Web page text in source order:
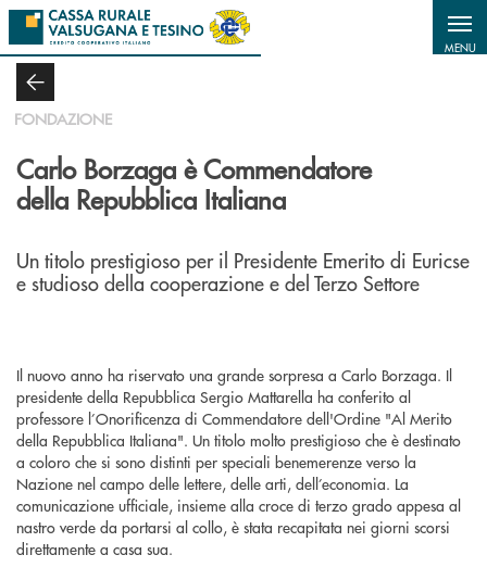
Salta al contenuto principale
MENU
FONDAZIONE
Carlo Borzaga è Commendatore
della Repubblica Italiana
Un titolo prestigioso per il Presidente Emerito di Euricse
e studioso della cooperazione e del Terzo Settore
Il nuovo anno ha riservato una grande sorpresa a Carlo Borzaga. Il
presidente della Repubblica Sergio Mattarella ha conferito al
professore l’Onorificenza di Commendatore dell'Ordine "Al Merito
della Repubblica Italiana". Un titolo molto prestigioso che è destinato
a coloro che si sono distinti per speciali benemerenze verso la
Nazione nel campo delle lettere, delle arti, dell’economia. La
comunicazione ufficiale, insieme alla croce di terzo grado appesa al
nastro verde da portarsi al collo, è stata recapitata nei giorni scorsi
direttamente a casa sua.